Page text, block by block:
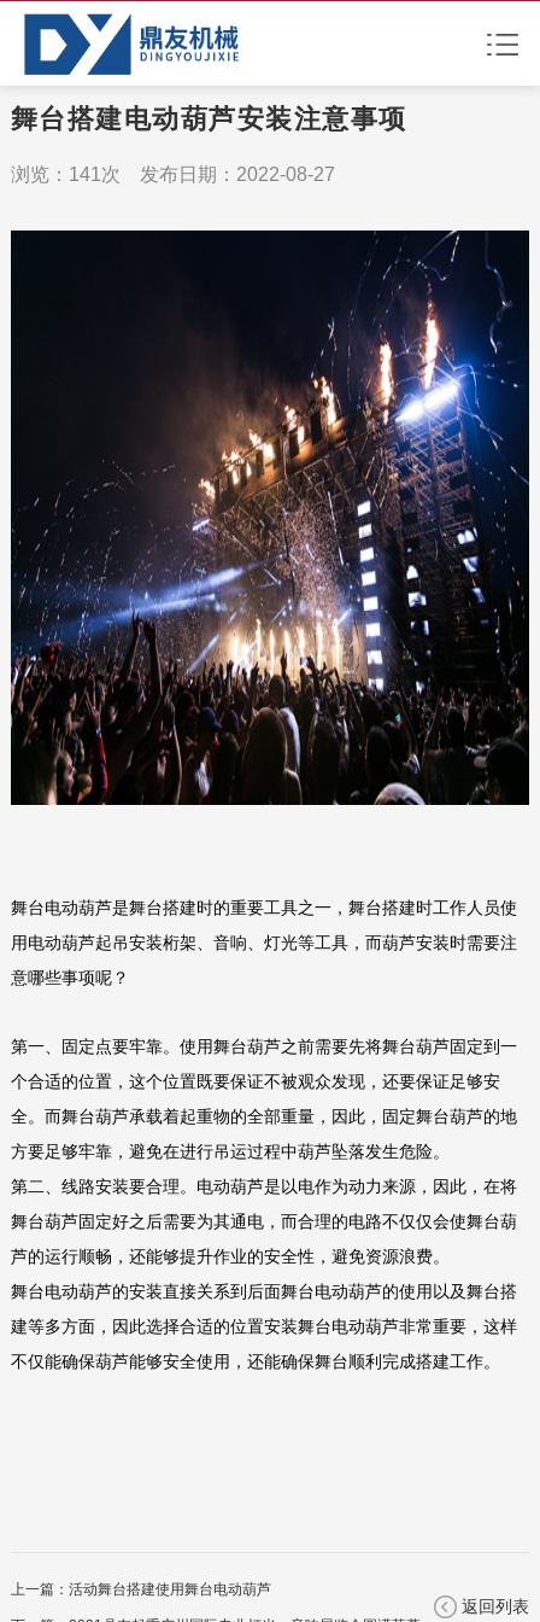
舞台搭建电动葫芦安装注意事项
浏览：141次 发布日期：2022-08-27
舞台电动葫芦是舞台搭建时的重要工具之一，舞台搭建时工作人员使
用电动葫芦起吊安装桁架、音响、灯光等工具，而葫芦安装时需要注
意哪些事项呢？
第一、固定点要牢靠。使用舞台葫芦之前需要先将舞台葫芦固定到一
个合适的位置，这个位置既要保证不被观众发现，还要保证足够安
全。而舞台葫芦承载着起重物的全部重量，因此，固定舞台葫芦的地
方要足够牢靠，避免在进行吊运过程中葫芦坠落发生危险。
第二、线路安装要合理。电动葫芦是以电作为动力来源，因此，在将
舞台葫芦固定好之后需要为其通电，而合理的电路不仅仅会使舞台葫
芦的运行顺畅，还能够提升作业的安全性，避免资源浪费。
舞台电动葫芦的安装直接关系到后面舞台电动葫芦的使用以及舞台搭
建等多方面，因此选择合适的位置安装舞台电动葫芦非常重要，这样
不仅能确保葫芦能够安全使用，还能确保舞台顺利完成搭建工作。
上一篇： 活动舞台搭建使用舞台电动葫芦
返回列表